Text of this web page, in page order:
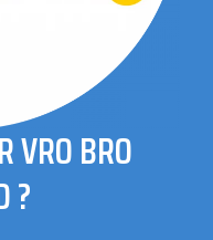
VRO BRO
?